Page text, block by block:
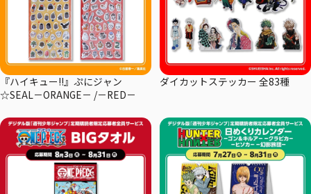
『ハイキュー!!』ぷにジャン
☆SEAL－ORANGE－ /－RED－
ダイカットステッカー 全83種